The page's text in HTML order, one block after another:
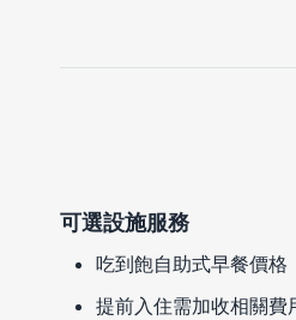
可選設施服務
吃到飽自助式早餐價
提前入住需加收相關費